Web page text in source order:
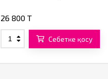
26 800 T
Себетке қосу